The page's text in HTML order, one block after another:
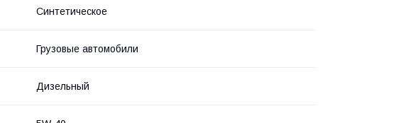
Синтетическое
Грузовые автомобили
Дизельный